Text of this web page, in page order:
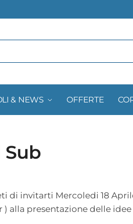
& NEWS OFFERTE
Sub
di invitarti Mercoledi 18
) alla presentazione delle